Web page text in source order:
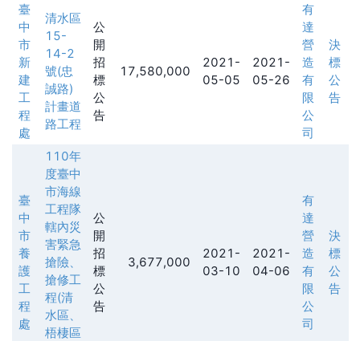
臺
中
市
新
建
工
程
處
清水區
15-
14-2
號(忠
誠路)
計畫道
路工程
公
開
招
標
公
告
17,580,000
2021-
05-05
2021-
05-26
有
達
營
造
有
限
公
司
決
標
公
告
臺
中
市
養
護
工
程
處
110年
度臺中
市海線
工程隊
轄內災
害緊急
搶險、
搶修工
程(清
水區、
梧棲區
公
開
招
標
公
告
3,677,000
2021-
03-10
2021-
04-06
有
達
營
造
有
限
公
司
決
標
公
告